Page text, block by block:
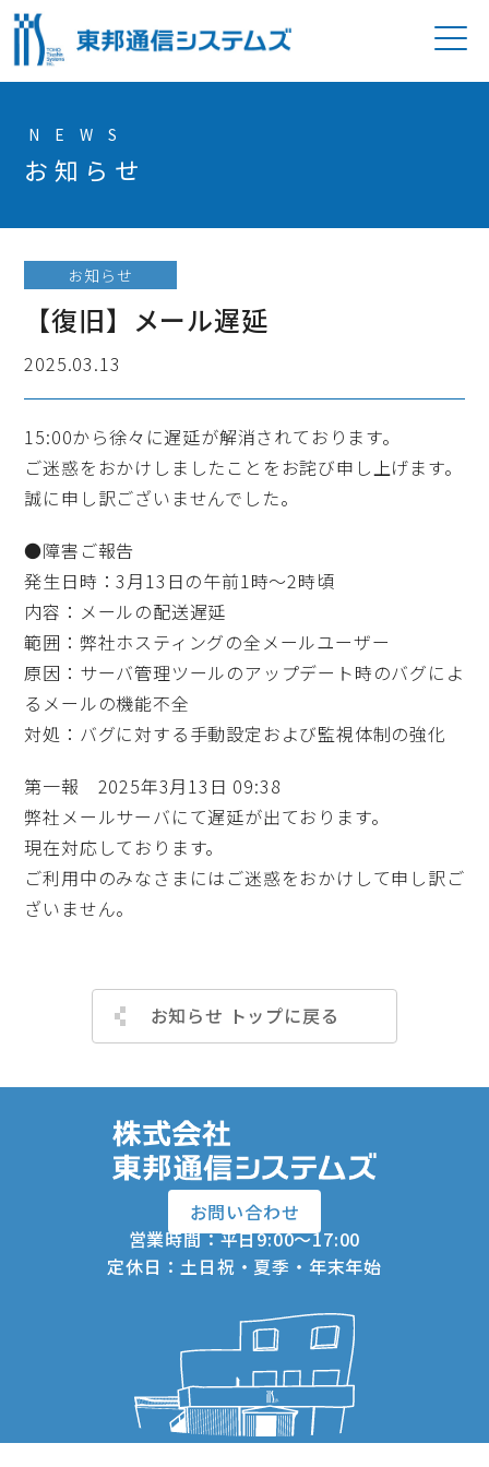
NEWS
お知らせ
お知らせ
【復旧】メール遅延
2025.03.13
15:00から徐々に遅延が解消されております。
ご迷惑をおかけしましたことをお詫び申し上げます。
誠に申し訳ございませんでした。
●障害ご報告
発生日時：3月13日の午前1時～2時頃
内容：メールの配送遅延
範囲：弊社ホスティングの全メールユーザー
原因：サーバ管理ツールのアップデート時のバグによ
るメールの機能不全
対処：バグに対する手動設定および監視体制の強化
第一報 2025年3月13日 09:38
弊社メールサーバにて遅延が出ております。
現在対応しております。
ご利用中のみなさまにはご迷惑をおかけして申し訳ご
ざいません。
お知らせ トップに戻る
お問い合わせ
営業時間：平日9:00～17:00
定休日：土日祝・夏季・年末年始